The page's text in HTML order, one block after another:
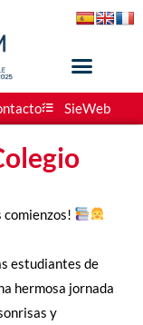
SieWeb
comienzos!
estudiantes de
hermosa jornada
y